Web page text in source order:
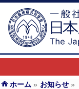
ホーム » お知らせ »